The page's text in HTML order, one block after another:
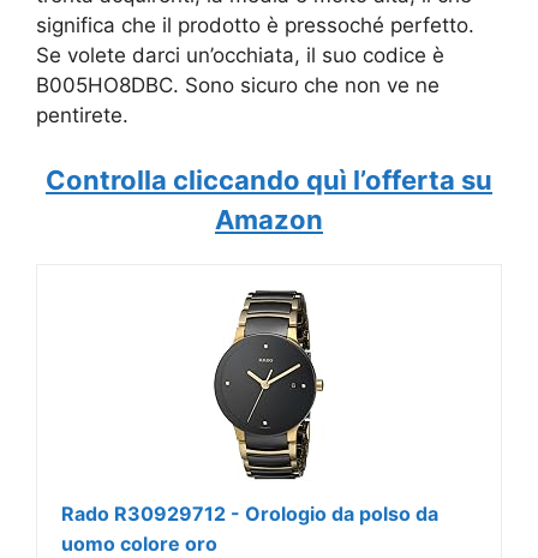
significa che il prodotto è pressoché perfetto.
Se volete darci un’occhiata, il suo codice è
B005HO8DBC. Sono sicuro che non ve ne
pentirete.
Controlla cliccando quì l’offerta su
Amazon
Rado R30929712 - Orologio da polso da
uomo colore oro